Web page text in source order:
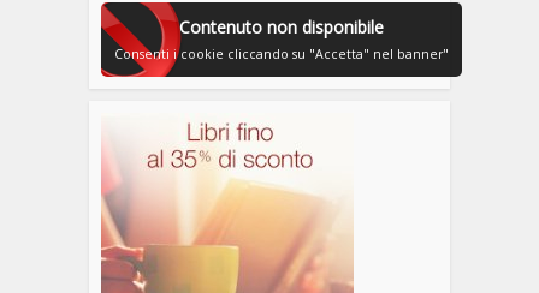
Contenuto non disponibile
Consenti i cookie cliccando su "Accetta" nel banner"